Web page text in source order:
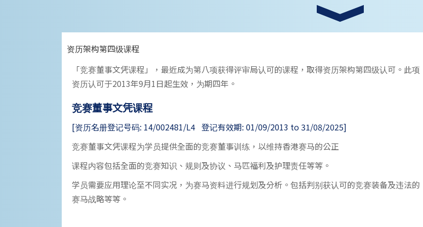
资历架构第四级课程
「竞赛董事文凭课程」，最近成为第八项获得评审局认可的课程，取得资历架构第四级认可。此项
资历认可于2013年9月1日起生效，为期四年。
竞赛董事文凭课程
[资历名册登记号码: 14/002481/L4 登记有效期: 01/09/2013 to 31/08/2025]
竞赛董事文凭课程为学员提供全面的竞赛董事训练，以维持香港赛马的公正
课程内容包括全面的竞赛知识、规则及协议、马匹福利及护理责任等等。
学员需要应用理论至不同实况，为赛马资料进行规划及分析。包括判别获认可的竞赛装备及违法的
赛马战略等等。